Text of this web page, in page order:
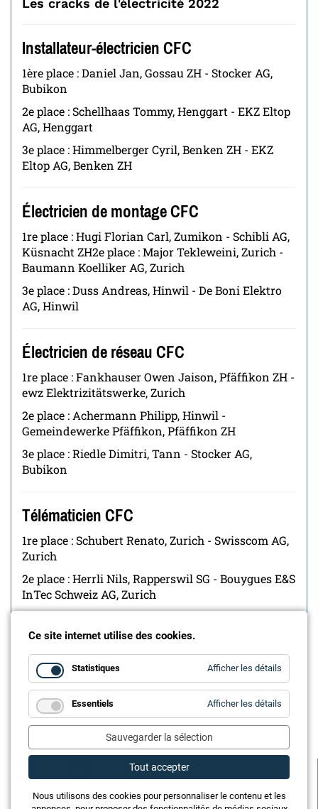
Les cracks de l'électricité 2022
Installateur-électricien CFC
1ère place : Daniel Jan, Gossau ZH - Stocker AG,
Bubikon
2e place : Schellhaas Tommy, Henggart - EKZ Eltop
AG, Henggart
3e place : Himmelberger Cyril, Benken ZH - EKZ
Eltop AG, Benken ZH
Électricien de montage CFC
1re place : Hugi Florian Carl, Zumikon - Schibli AG,
Küsnacht ZH2e place : Major Tekleweini, Zurich -
Baumann Koelliker AG, Zurich
3e place : Duss Andreas, Hinwil - De Boni Elektro
AG, Hinwil
Électricien de réseau CFC
1re place : Fankhauser Owen Jaison, Pfäffikon ZH -
ewz Elektrizitätswerke, Zurich
2e place : Achermann Philipp, Hinwil -
Gemeindewerke Pfäffikon, Pfäffikon ZH
3e place : Riedle Dimitri, Tann - Stocker AG,
Bubikon
Télématicien CFC
1re place : Schubert Renato, Zurich - Swisscom AG,
Zurich
2e place : Herrli Nils, Rapperswil SG - Bouygues E&S
InTec Schweiz AG, Zurich
Fahrweid
Facebook LinkedInE-mailtumblrReddit
Ce site internet utilise des cookies.
Statistiques Afficher les détails
Essentiels Afficher les détails
Sauvegarder la sélection
Tout accepter
Nous utilisons des cookies pour personnaliser le contenu et les